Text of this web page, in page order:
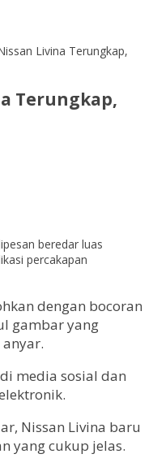
Livina Terungkap,
Terungkap,
beredar luas
percakapan
dengan bocoran
gambar yang
media sosial dan
Nissan Livina baru
yang cukup jelas.